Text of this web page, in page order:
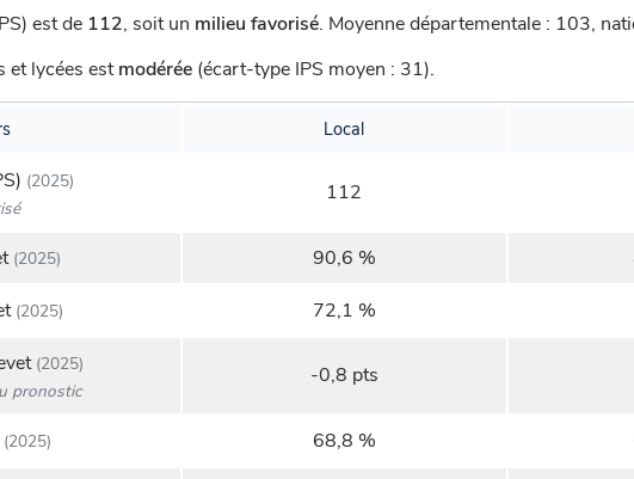
est de 112, soit un milieu favorisé. Moyenne départementale : 103,
et lycées estmodérée (écart-type IPS moyen : 31).
Local
(2025)
112
(2025) 90,6 %
(2025) 72,1 %
(2025)
pronostic
-0,8 pts
(2025) 68,8 %